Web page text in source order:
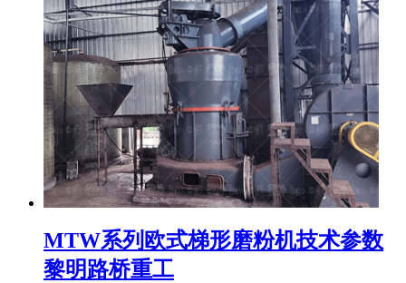
MTW系列欧式梯形磨粉机技术参数
黎明路桥重工